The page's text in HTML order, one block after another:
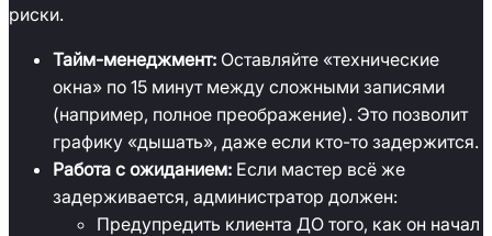
риски.
Тайм-менеджмент: Оставляйте «технические
окна» по 15 минут между сложными записями
(например, полное преображение). Это позволит
графику «дышать», даже если кто-то задержится.
Работа с ожиданием: Если мастер всё же
задерживается, администратор должен:
Предупредить клиента ДО того, как он начал